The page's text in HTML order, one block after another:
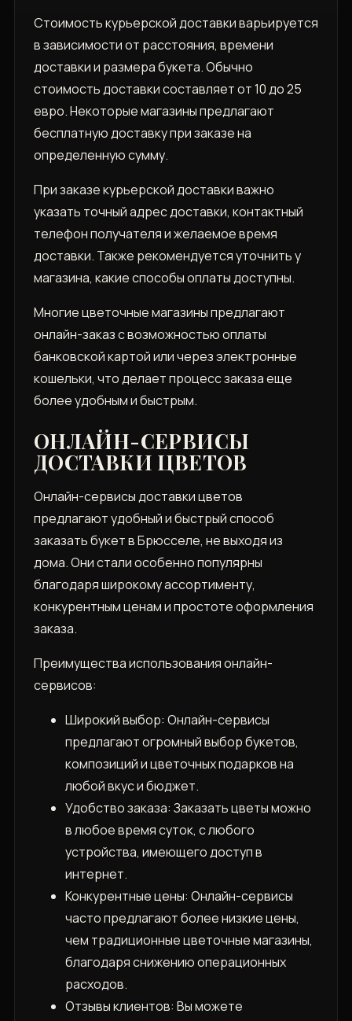
Стоимость курьерской доставки варьируется
в зависимости от расстояния, времени
доставки и размера букета. Обычно
стоимость доставки составляет от 10 до 25
евро. Некоторые магазины предлагают
бесплатную доставку при заказе на
определенную сумму.
При заказе курьерской доставки важно
указать точный адрес доставки, контактный
телефон получателя и желаемое время
доставки. Также рекомендуется уточнить у
магазина, какие способы оплаты доступны.
Многие цветочные магазины предлагают
онлайн-заказ с возможностью оплаты
банковской картой или через электронные
кошельки, что делает процесс заказа еще
более удобным и быстрым.
ОНЛАЙН-СЕРВИСЫ
ДОСТАВКИ ЦВЕТОВ
Онлайн-сервисы доставки цветов
предлагают удобный и быстрый способ
заказать букет в Брюсселе, не выходя из
дома. Они стали особенно популярны
благодаря широкому ассортименту,
конкурентным ценам и простоте оформления
заказа.
Преимущества использования онлайн-
сервисов:
Широкий выбор: Онлайн-сервисы
предлагают огромный выбор букетов,
композиций и цветочных подарков на
любой вкус и бюджет.
Удобство заказа: Заказать цветы можно
в любое время суток, с любого
устройства, имеющего доступ в
интернет.
Конкурентные цены: Онлайн-сервисы
часто предлагают более низкие цены,
чем традиционные цветочные магазины,
благодаря снижению операционных
расходов.
Отзывы клиентов: Вы можете